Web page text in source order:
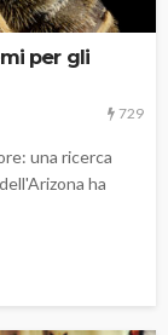
per gli
729
una ricerca
ha